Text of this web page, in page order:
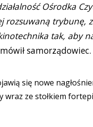
Ośrodka
rozsuwaną trybunę,
tak, aby
samorządowiec.
się nowe
ze stołkiem